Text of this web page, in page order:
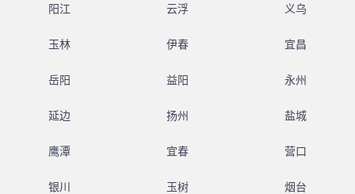
阳江 云浮 义乌
玉林 伊春 宜昌
岳阳 益阳 永州
延边 扬州 盐城
鹰潭 宜春 营口
银川 玉树 烟台